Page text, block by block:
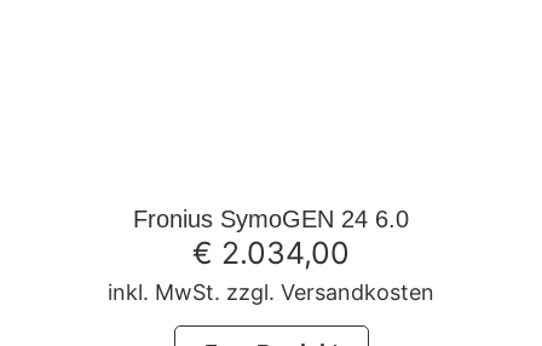
Fronius SymoGEN 24 6.0
€ 2.034,00
inkl. MwSt. zzgl. Versandkosten